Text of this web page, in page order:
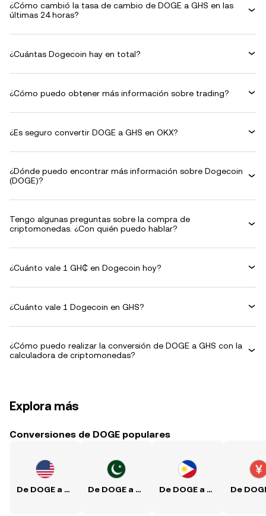
¿Cómo cambió la tasa de cambio de DOGE a GHS en las
últimas 24 horas?
¿Cuántas Dogecoin hay en total?
¿Cómo puedo obtener más información sobre trading?
¿Es seguro convertir DOGE a GHS en OKX?
¿Dónde puedo encontrar más información sobre Dogecoin
(DOGE)?
Tengo algunas preguntas sobre la compra de
criptomonedas. ¿Con quién puedo hablar?
¿Cuánto vale 1 GH₵ en Dogecoin hoy?
¿Cuánto vale 1 Dogecoin en GHS?
¿Cómo puedo realizar la conversión de DOGE a GHS con la
calculadora de criptomonedas?
Explora más
Conversiones de DOGE populares
De DOGE a USD De DOGE a PKR De DOGE a PHP